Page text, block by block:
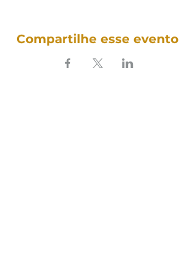
Compartilhe esse evento